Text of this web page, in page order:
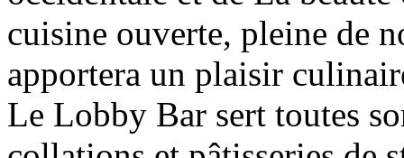
cuisine ouverte, pleine de
apportera un plaisir
Le Lobby Bar sert toutes